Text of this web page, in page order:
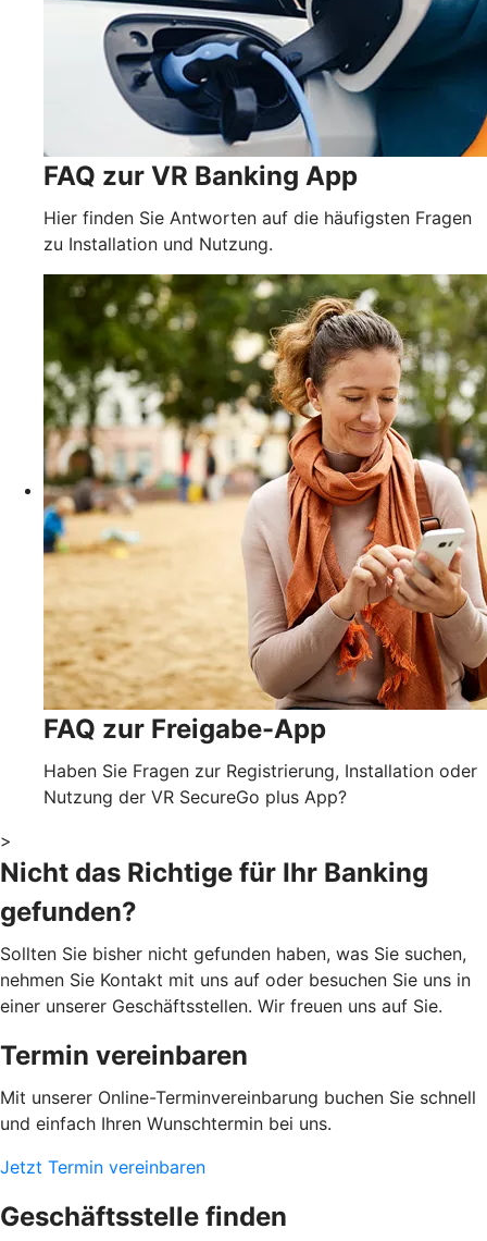
FAQ zur VR Banking App
Hier finden Sie Antworten auf die häufigsten Fragen
zu Installation und Nutzung.
FAQ zur Freigabe-App
Haben Sie Fragen zur Registrierung, Installation oder
Nutzung der VR SecureGo plus App?
>
Nicht das Richtige für Ihr Banking
gefunden?
Sollten Sie bisher nicht gefunden haben, was Sie suchen,
nehmen Sie Kontakt mit uns auf oder besuchen Sie uns in
einer unserer Geschäftsstellen. Wir freuen uns auf Sie.
Termin vereinbaren
Mit unserer Online-Terminvereinbarung buchen Sie schnell
und einfach Ihren Wunschtermin bei uns.
Jetzt Termin vereinbaren
Geschäftsstelle finden